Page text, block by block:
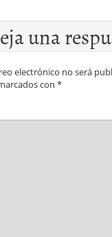
una
electrónico no será
con *